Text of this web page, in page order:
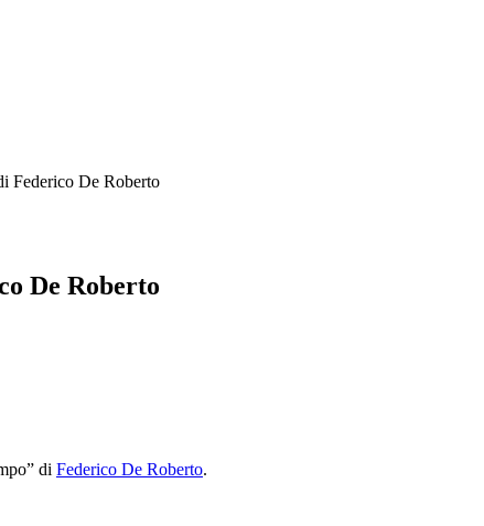
Federico De Roberto
De Roberto
di Federico De Roberto.